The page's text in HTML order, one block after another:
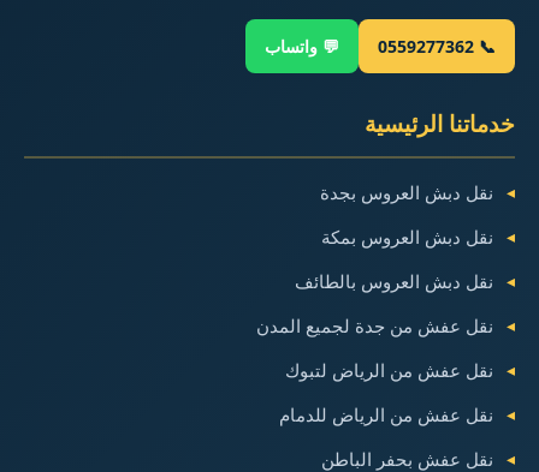
📞 0559277362 💬 واتساب
خدماتنا الرئيسية
نقل دبش العروس بجدة
نقل دبش العروس بمكة
نقل دبش العروس بالطائف
نقل عفش من جدة لجميع المدن
نقل عفش من الرياض لتبوك
نقل عفش من الرياض للدمام
نقل عفش بحفر الباطن